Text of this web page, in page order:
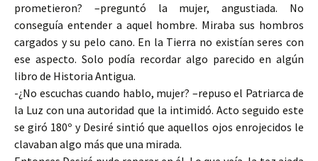
prometieron? –preguntó la mujer, angustiada. No
conseguía entender a aquel hombre. Miraba sus hombros
cargados y su pelo cano. En la Tierra no existían seres con
ese aspecto. Solo podía recordar algo parecido en algún
libro de Historia Antigua.
-¿No escuchas cuando hablo, mujer? –repuso el Patriarca de
la Luz con una autoridad que la intimidó. Acto seguido este
se giró 180º y Desiré sintió que aquellos ojos enrojecidos le
clavaban algo más que una mirada.